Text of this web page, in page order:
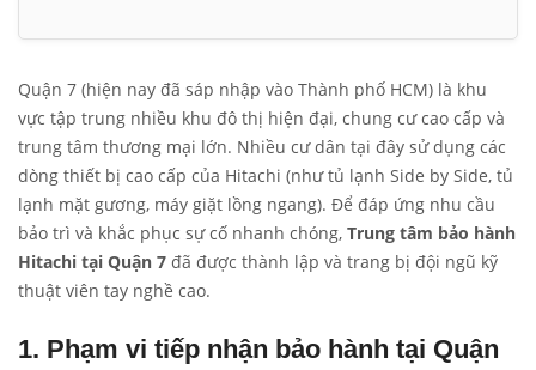
Quận 7 (hiện nay đã sáp nhập vào Thành phố HCM) là khu
vực tập trung nhiều khu đô thị hiện đại, chung cư cao cấp và
trung tâm thương mại lớn. Nhiều cư dân tại đây sử dụng các
dòng thiết bị cao cấp của Hitachi (như tủ lạnh Side by Side, tủ
lạnh mặt gương, máy giặt lồng ngang). Để đáp ứng nhu cầu
bảo trì và khắc phục sự cố nhanh chóng, Trung tâm bảo hành
Hitachi tại Quận 7 đã được thành lập và trang bị đội ngũ kỹ
thuật viên tay nghề cao.
1. Phạm vi tiếp nhận bảo hành tại Quận